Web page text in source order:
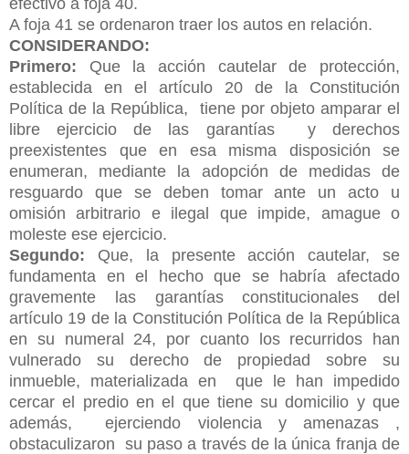
A foja 41 se ordenaron traer los autos en relación.
CONSIDERANDO:
Primero: Que la acción cautelar de protección,
establecida en el artículo 20 de la Constitución
Política de la República, tiene por objeto amparar el
libre ejercicio de las garantías y derechos
preexistentes que en esa misma disposición se
enumeran, mediante la adopción de medidas de
resguardo que se deben tomar ante un acto u
omisión arbitrario e ilegal que impide, amague o
moleste ese ejercicio.
Segundo: Que, la presente acción cautelar, se
fundamenta en el hecho que se habría afectado
gravemente las garantías constitucionales del
artículo 19 de la Constitución Política de la República
en su numeral 24, por cuanto los recurridos han
vulnerado su derecho de propiedad sobre su
inmueble, materializada en que le han impedido
cercar el predio en el que tiene su domicilio y que
además, ejerciendo violencia y amenazas ,
obstaculizaron su paso a través de la única franja de